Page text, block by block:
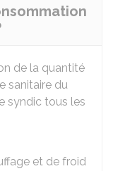
de la quantité
sanitaire du
syndic tous les
et de froid